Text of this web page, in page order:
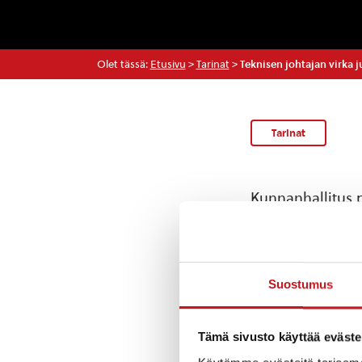
Suostumus
Tämä sivusto käyttää
Olet tässä: Etusivu > Tarinat> Teknisen johtajan virka
Tarinat
Kunnanhallitus
johtaminen ja
rakentamisen